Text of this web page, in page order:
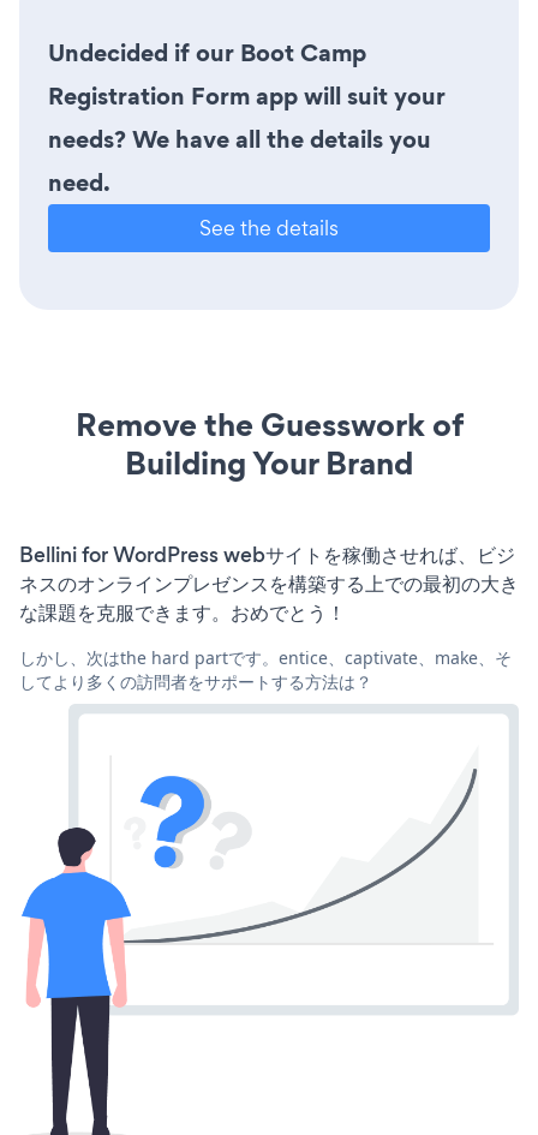
Undecided if our Boot Camp
Registration Form app will suit your
needs? We have all the details you
need.
See the details
Remove the Guesswork of
Building Your Brand
Bellini for WordPress webサイトを稼働させれば、ビジ
ネスのオンラインプレゼンスを構築する上での最初の大き
な課題を克服できます。おめでとう！
しかし、次はthe hard partです。entice、captivate、make、そ
してより多くの訪問者をサポートする方法は？